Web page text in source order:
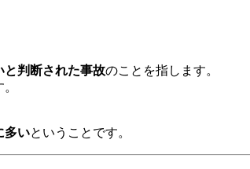
と判断された事故のことを指します。
多いということです。